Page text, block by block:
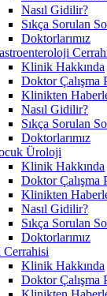
Nasıl Gidilir?
Sıkça Sorulan
Doktorlarımız
Klinik Hakkında
Doktor Çalışma
Klinikten
Nasıl Gidilir?
Sıkça Sorulan
Doktorlarımız
Üroloji
Klinik Hakkında
Doktor Çalışma
Klinikten
Nasıl Gidilir?
Sıkça Sorulan
Doktorlarımız
Cerrahisi
Klinik Hakkında
Doktor Çalışma